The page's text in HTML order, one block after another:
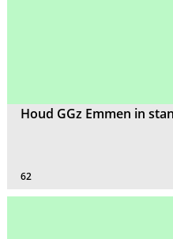
Houd GGz Emmen in
62